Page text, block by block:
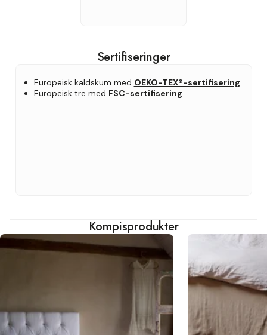
Sertifiseringer
Europeisk kaldskum med OEKO-TEX®-sertifisering.
Europeisk tre med FSC-sertifisering.
Kompisprodukter